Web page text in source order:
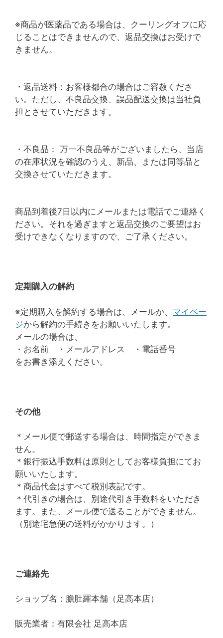
※商品が医薬品である場合は、クーリングオフに応
じることはできませんので、返品交換はお受けで
きません。
・返品送料：お客様都合の場合はご容赦くださ
い。ただし、不良品交換、誤品配送交換は当社負
担とさせていただきます。
・不良品： 万一不良品等がございましたら、当店
の在庫状況を確認のうえ、新品、または同等品と
交換させていただきます。
商品到着後7日以内にメールまたは電話でご連絡く
ださい。それを過ぎますと返品交換のご要望はお
受けできなくなりますので、ご了承ください。
定期購入の解約
※定期購入を解約する場合は、メールか、 マイペー
ジから解約の手続きをお願いいたします。
メールの場合は、
・お名前 ・メールアドレス ・電話番号
をお書き添えください。
その他
＊メール便で郵送する場合は、時間指定ができま
せん。
＊銀行振込手数料は原則としてお客様負担にてお
願いいたします。
＊商品代金はすべて税別表記です。
＊代引きの場合は、別途代引き手数料をいただき
ます。また、メール便で送ることができません。
（別途宅急便の送料がかかります。）
ご連絡先
ショップ名：膽肚羅本舗（足高本店）
販売業者：有限会社 足高本店